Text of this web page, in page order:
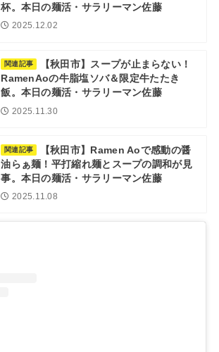
杯。本日の麺活・サラリーマン佐藤
2025.12.02
関連記事
【秋田市】スープが止まらない！
RamenAoの牛脂塩ソバ＆限定牛たたき
飯。本日の麺活・サラリーマン佐藤
2025.11.30
関連記事
【秋田市】Ramen Aoで感動の醤
油らぁ麺！平打縮れ麺とスープの調和が見
事。本日の麺活・サラリーマン佐藤
2025.11.08